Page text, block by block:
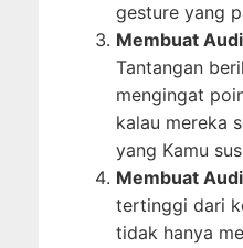
gesture yang
Membuat
Tantangan
mengingat
kalau mereka
yang Kamu
Membuat
tertinggi dari
tidak hanya